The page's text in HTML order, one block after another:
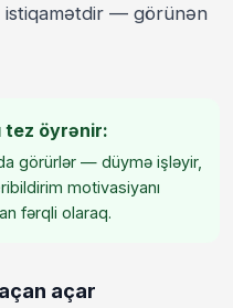
— görünən
tez öyrənir:
görürlər — düymə işləyir,
motivasiyanı
fərqli olaraq.
açar